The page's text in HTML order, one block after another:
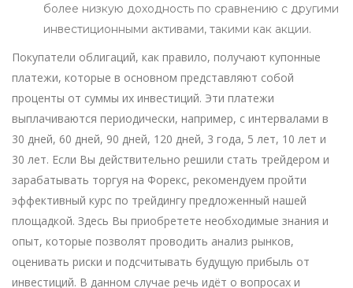
более низкую доходность по сравнению с другими
инвестиционными активами, такими как акции.
Покупатели облигаций, как правило, получают купонные
платежи, которые в основном представляют собой
проценты от суммы их инвестиций. Эти платежи
выплачиваются периодически, например, с интервалами в
30 дней, 60 дней, 90 дней, 120 дней, 3 года, 5 лет, 10 лет и
30 лет. Если Вы действительно решили стать трейдером и
зарабатывать торгуя на Форекс, рекомендуем пройти
эффективный курс по трейдингу предложенный нашей
площадкой. Здесь Вы приобретете необходимые знания и
опыт, которые позволят проводить анализ рынков,
оценивать риски и подсчитывать будущую прибыль от
инвестиций. В данном случае речь идёт о вопросах и